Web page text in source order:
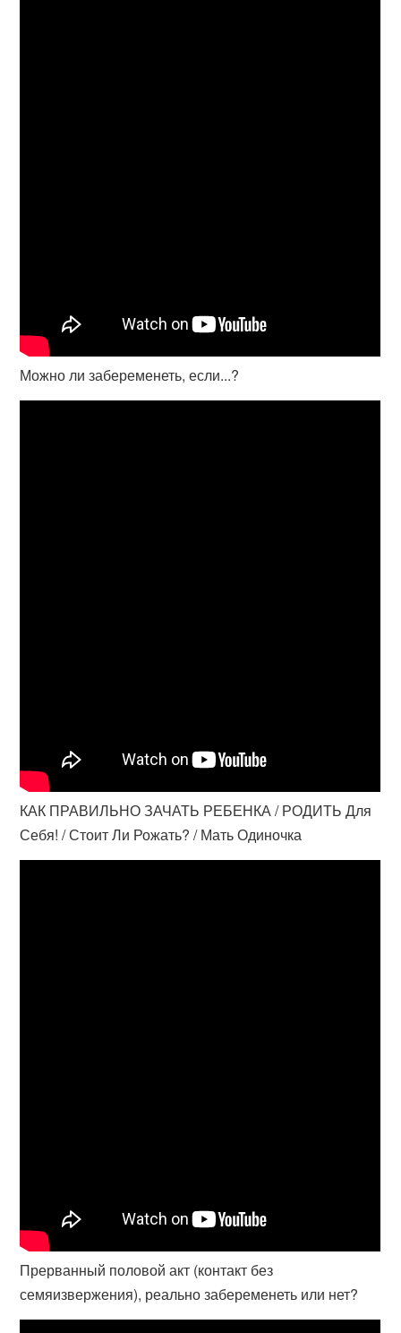
Можно ли забеременеть, если...?
КАК ПРАВИЛЬНО ЗАЧАТЬ РЕБЕНКА / РОДИТЬ Для
Себя! / Стоит Ли Рожать? / Мать Одиночка
Прерванный половой акт (контакт без
семяизвержения), реально забеременеть или нет?